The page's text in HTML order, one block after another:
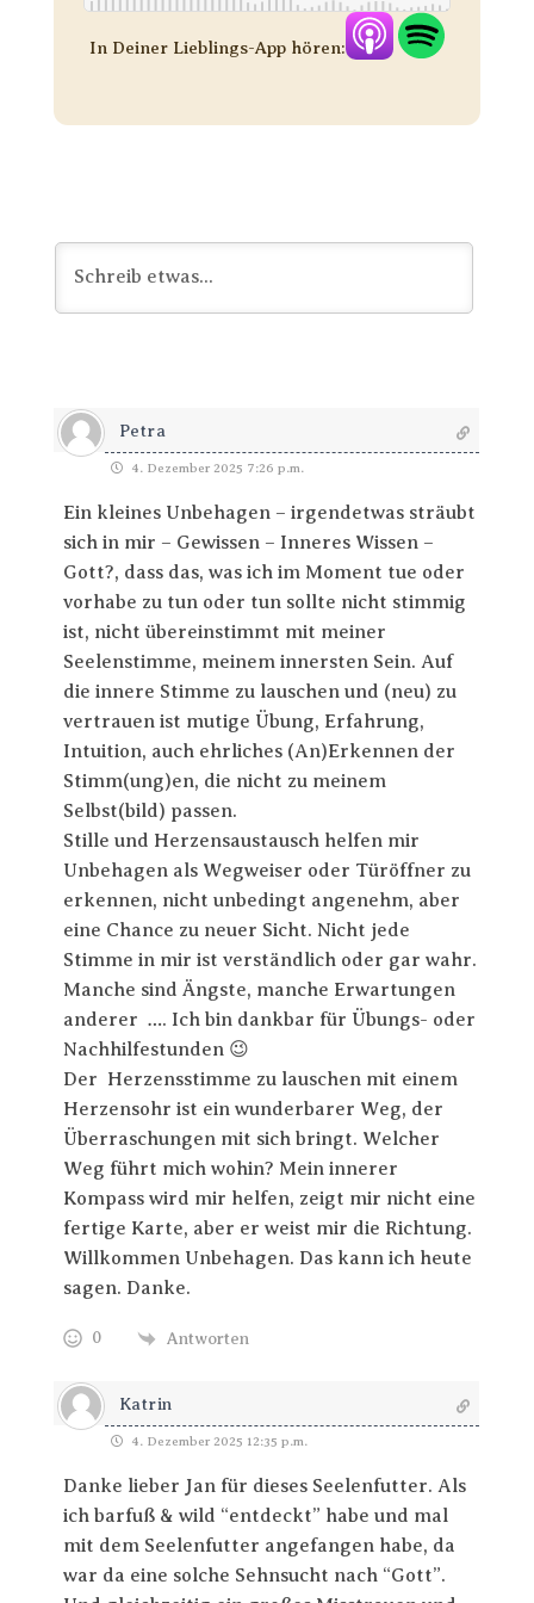
In Deiner Lieblings-App hören:
Petra
4. Dezember 2025 7:26 p.m.
Ein kleines Unbehagen – irgendetwas sträubt
sich in mir – Gewissen – Inneres Wissen –
Gott?, dass das, was ich im Moment tue oder
vorhabe zu tun oder tun sollte nicht stimmig
ist, nicht übereinstimmt mit meiner
Seelenstimme, meinem innersten Sein. Auf
die innere Stimme zu lauschen und (neu) zu
vertrauen ist mutige Übung, Erfahrung,
Intuition, auch ehrliches (An)Erkennen der
Stimm(ung)en, die nicht zu meinem
Selbst(bild) passen.
Stille und Herzensaustausch helfen mir
Unbehagen als Wegweiser oder Türöffner zu
erkennen, nicht unbedingt angenehm, aber
eine Chance zu neuer Sicht. Nicht jede
Stimme in mir ist verständlich oder gar wahr.
Manche sind Ängste, manche Erwartungen
anderer …. Ich bin dankbar für Übungs- oder
Nachhilfestunden 😉
Der Herzensstimme zu lauschen mit einem
Herzensohr ist ein wunderbarer Weg, der
Überraschungen mit sich bringt. Welcher
Weg führt mich wohin? Mein innerer
Kompass wird mir helfen, zeigt mir nicht eine
fertige Karte, aber er weist mir die Richtung.
Willkommen Unbehagen. Das kann ich heute
sagen. Danke.
0 Antworten
Katrin
4. Dezember 2025 12:35 p.m.
Danke lieber Jan für dieses Seelenfutter. Als
ich barfuß & wild “entdeckt” habe und mal
mit dem Seelenfutter angefangen habe, da
war da eine solche Sehnsucht nach “Gott”.